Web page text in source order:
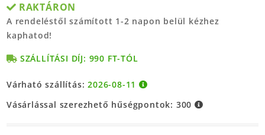
RAKTÁRON
A rendeléstől számított 1-2 napon belül kézhez
kaphatod!
SZÁLLÍTÁSI DÍJ: 990 FT-TÓL
Várható szállítás:2026-08-11
Vásárlással szerezhető hűségpontok: 300